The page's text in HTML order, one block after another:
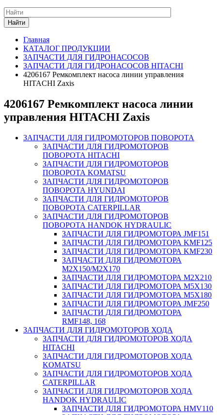
Найти
Главная
КАТАЛОГ ПРОДУКЦИИ
ЗАПЧАСТИ ДЛЯ ГИДРОНАСОСОВ
ЗАПЧАСТИ ДЛЯ ГИДРОНАСОСОВ HITACHI
4206167 Ремкомплект насоса линии управления
HITACHI Zaxis
4206167 Ремкомплект насоса линии
управления HITACHI Zaxis
ЗАПЧАСТИ ДЛЯ ГИДРОМОТОРОВ ПОВОРОТА
ЗАПЧАСТИ ДЛЯ ГИДРОМОТОРОВ
ПОВОРОТА HITACHI
ЗАПЧАСТИ ДЛЯ ГИДРОМОТОРОВ
ПОВОРОТА KOMATSU
ЗАПЧАСТИ ДЛЯ ГИДРОМОТОРОВ
ПОВОРОТА HYUNDAI
ЗАПЧАСТИ ДЛЯ ГИДРОМОТОРОВ
ПОВОРОТА CATERPILLAR
ЗАПЧАСТИ ДЛЯ ГИДРОМОТОРОВ
ПОВОРОТА HANDOK HYDRAULIC
ЗАПЧАСТИ ДЛЯ ГИДРОМОТОРА JMF151
ЗАПЧАСТИ ДЛЯ ГИДРОМОТОРА KMF125
ЗАПЧАСТИ ДЛЯ ГИДРОМОТОРА KMF230
ЗАПЧАСТИ ДЛЯ ГИДРОМОТОРА
M2X150/M2X170
ЗАПЧАСТИ ДЛЯ ГИДРОМОТОРА M2X210
ЗАПЧАСТИ ДЛЯ ГИДРОМОТОРА M5X130
ЗАПЧАСТИ ДЛЯ ГИДРОМОТОРА M5X180
ЗАПЧАСТИ ДЛЯ ГИДРОМОТОРА JMF250
ЗАПЧАСТИ ДЛЯ ГИДРОМОТОРА
RMF148, 168
ЗАПЧАСТИ ДЛЯ ГИДРОМОТОРОВ ХОДА
ЗАПЧАСТИ ДЛЯ ГИДРОМОТОРОВ ХОДА
HITACHI
ЗАПЧАСТИ ДЛЯ ГИДРОМОТОРОВ ХОДА
KOMATSU
ЗАПЧАСТИ ДЛЯ ГИДРОМОТОРОВ ХОДА
CATERPILLAR
ЗАПЧАСТИ ДЛЯ ГИДРОМОТОРОВ ХОДА
HANDOK HYDRAULIC
ЗАПЧАСТИ ДЛЯ ГИДРОМОТОРА HMV110